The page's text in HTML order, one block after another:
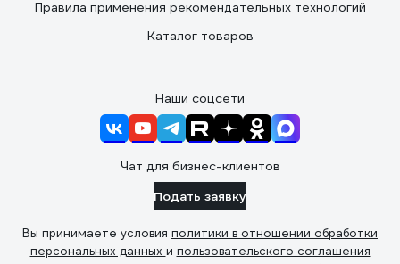
Правила применения рекомендательных технологий
Каталог товаров
Наши соцсети
Чат для бизнес-клиентов
Подать заявку
Вы принимаете условия политики в отношении обработки
персональных данных и пользовательского соглашения